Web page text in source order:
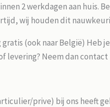
2 werkdagen aan huis.
wij houden dit
(ook naar België) Heb
levering? Neem dan contact
prive) bij ons heeft